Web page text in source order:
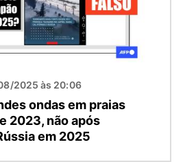
2025 às 20:06
ondas em praias
2023, não após
em 2025